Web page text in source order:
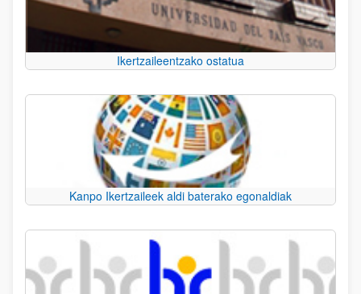
Ikertzaileentzako ostatua
Kanpo Ikertzaileek aldi baterako egonaldiak